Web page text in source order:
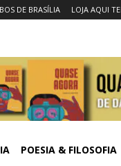
DE BRASÍLIA LOJA AQUI
POESIA & FILOSOFIA